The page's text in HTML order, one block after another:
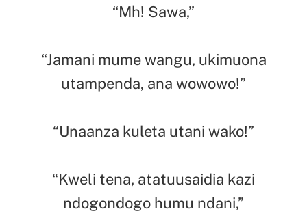
“Mh! Sawa,”
“Jamani mume wangu, ukimuona
utampenda, ana wowowo!”
“Unaanza kuleta utani wako!”
“Kweli tena, atatuusaidia kazi
ndogondogo humu ndani,”